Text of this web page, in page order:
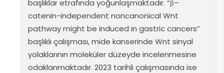
başlıklar etrafında yoğunlaşmaktadır. “β–
catenin-independent noncanonical Wnt
pathwaymight be induced in gastriccancers”
başlıklı çalışması, mide kanserinde Wnt sinyal
yolaklarının moleküler düzeyde incelenmesine
odaklanmaktadır. 2023 tarihli çalışmasında ise